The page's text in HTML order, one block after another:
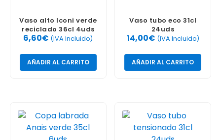
Vaso alto Iconi verde
reciclado 36cl 4uds
6,60€ (IVA Incluido)
AÑADIR AL CARRITO
Vaso tubo eco 31cl
24uds
14,00€ (IVA Incluido)
AÑADIR AL CARRITO